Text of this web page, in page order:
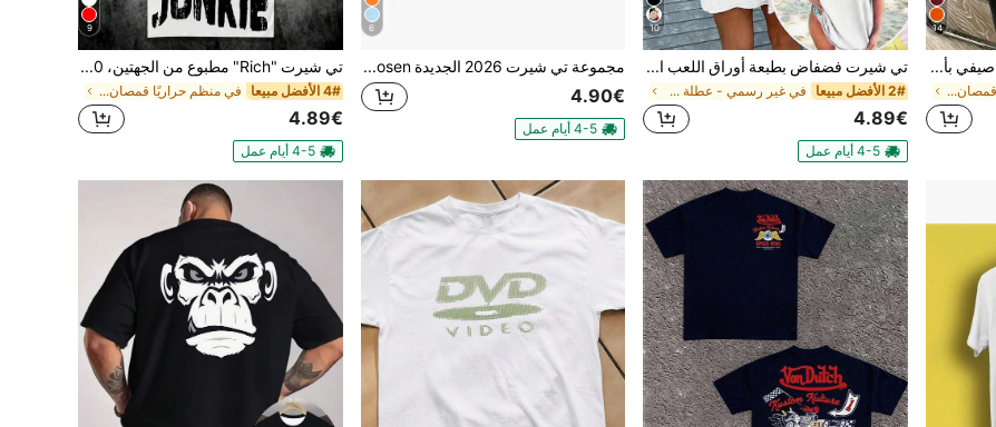
14
قطعة واحدة، تي شيرت رجالي صيفي بأكمام قصيرة - ياقة دائرية قابلة للتنفس مع رقع ملونة مناسبة للفعاليات الخارجية والمهرجانات الموسيقية والملابس الكاجوال
في يمتص العرق قمصان رجالية
10
تي شيرت فضفاض بطبعة أوراق اللعب الزرقاء، قطن، هدية، هدية للرجال، صيف الرجال
2# الأفضل مبيعا في غير رسمي - عطلة غير رسمي قمصان رجالية
4.89€
4-5 أيام عمل
6
مجموعة تي شيرت 2026 الجديدة Zum Bitteren Ende Die Toten Hosen تي شيرت يونيسكس بياقة دائرية فكاهي بأكمام قصيرة قميص جرافيك هيبستر كاجوال ملابس الشارع
4.90€
4-5 أيام عمل
9
تي شيرت "Rich" مطبوع من الجهتين، 100% قطن، 220 جرام/متر مربع، للجنسين، هدية للرجال، صيفي للرجال
4# الأفضل مبيعا في منظم حراريًا قمصان رجالية
4.89€
4-5 أيام عمل